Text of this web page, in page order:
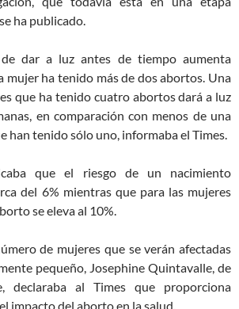
ha publicado.
dar a luz antes de tiempo aumenta
mujer ha tenido más de dos abortos. Una
que ha tenido cuatro abortos dará a luz
en comparación con menos de una
han tenido sólo uno, informaba el Times.
que el riesgo de un nacimiento
del 6% mientras que para las mujeres
se eleva al 10%.
de mujeres que se verán afectadas
pequeño, Josephine Quintavalle, de
declaraba al Times que proporciona
impacto del aborto en la salud.